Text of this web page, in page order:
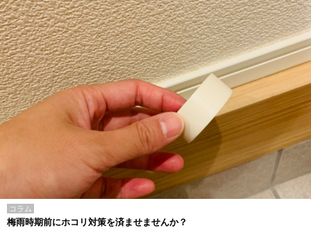
コラム
梅雨時期前にホコリ対策を済ませませんか？